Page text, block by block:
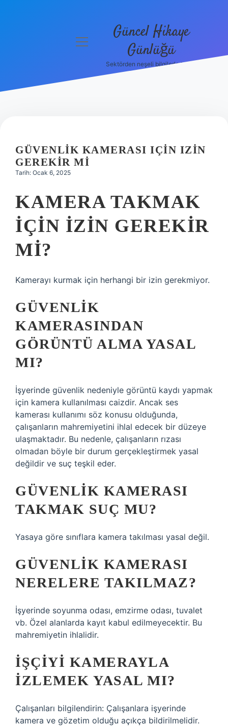
Hakkımızda
menüyü
Güncel Hikaye
Günlüğü
Sektörden neşeli bilgilerle tanış!
GÜVENLIK KAMERASI IÇIN IZIN
GEREKIR MI
Tarih: Ocak 6, 2025
KAMERA TAKMAK
IÇIN IZIN GEREKIR
MI?
Kamerayı kurmak için herhangi bir izin gerekmiyor.
GÜVENLIK
KAMERASINDAN
GÖRÜNTÜ ALMA YASAL
MI?
İşyerinde güvenlik nedeniyle görüntü kaydı yapmak
için kamera kullanılması caizdir. Ancak ses
kamerası kullanımı söz konusu olduğunda,
çalışanların mahremiyetini ihlal edecek bir düzeye
ulaşmaktadır. Bu nedenle, çalışanların rızası
olmadan böyle bir durum gerçekleştirmek yasal
değildir ve suç teşkil eder.
GÜVENLIK KAMERASI
TAKMAK SUÇ MU?
Yasaya göre sınıflara kamera takılması yasal değil.
GÜVENLIK KAMERASI
NERELERE TAKILMAZ?
İşyerinde soyunma odası, emzirme odası, tuvalet
vb. Özel alanlarda kayıt kabul edilmeyecektir. Bu
mahremiyetin ihlalidir.
İŞÇIYI KAMERAYLA
IZLEMEK YASAL MI?
Çalışanları bilgilendirin: Çalışanlara işyerinde
kamera ve gözetim olduğu açıkça bildirilmelidir.